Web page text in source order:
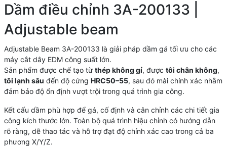
Dầm điều chỉnh 3A-200133 |
Adjustable beam
Adjustable Beam 3A-200133 là giải pháp dầm gá tối ưu cho các
máy cắt dây EDM công suất lớn.
Sản phẩm được chế tạo từ thép không gỉ, được tôi chân không,
tôi lạnh sâu đến độ cứng HRC50–55, sau đó mài chính xác nhằm
đảm bảo độ ổn định vượt trội trong quá trình gia công.
Kết cấu dầm phù hợp để gá, cố định và cân chỉnh các chi tiết gia
công kích thước lớn. Toàn bộ quá trình hiệu chỉnh có hướng dẫn
rõ ràng, dễ thao tác và hỗ trợ đạt độ chính xác cao trong cả ba
phương X/Y/Z.